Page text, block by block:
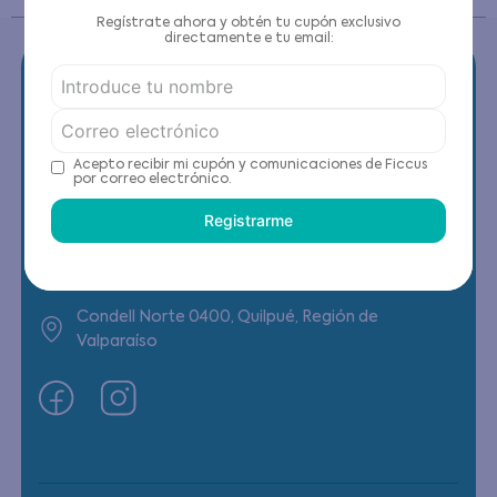
Contáctanos
(22) 6178818 - Compras Internet
Condell Norte 0400, Quilpué, Región de
Valparaíso
Regístrate ahora y obtén tu cupón exclusivo
directamente e tu email:
Acepto recibir mi cupón y comunicaciones de Ficcus
por correo electrónico.
Registrarme